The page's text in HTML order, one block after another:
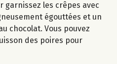
garnissez les crêpes avec
égouttées et un
chocolat. Vous pouvez
des poires pour